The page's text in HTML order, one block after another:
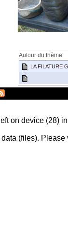
Autour du thème
LA FILATURE
on device (28)
(files).